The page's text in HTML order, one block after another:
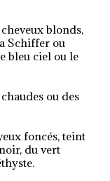
blonds,
Schiffer ou
bleu ciel ou le
ou des
foncés, teint
du vert